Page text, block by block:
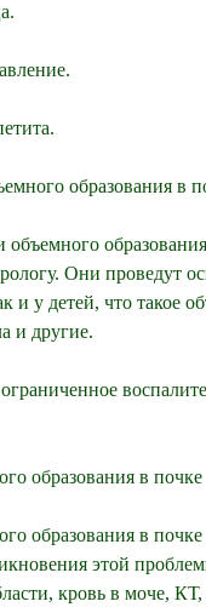
образования в
объемного
Они проведут
и у детей, что такое
и другие.
образования в почке
образования в
этой
кровь в моче,